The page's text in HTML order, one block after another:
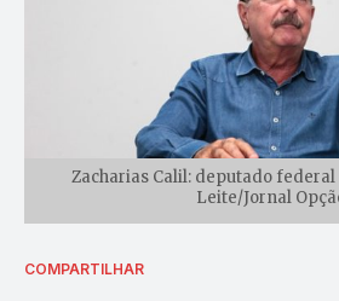
Zacharias Calil: deputado
Leite/Jornal
COMPARTILHAR